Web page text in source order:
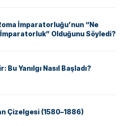
İmparatorluğu’nun “Ne
İmparatorluk” Olduğunu Söyledi?
Yanılgı Nasıl Başladı?
Çizelgesi (1580–1886)